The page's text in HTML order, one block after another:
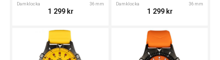
Damklocka 36 mm
1 299 kr
Damklocka 36 mm
1 299 kr